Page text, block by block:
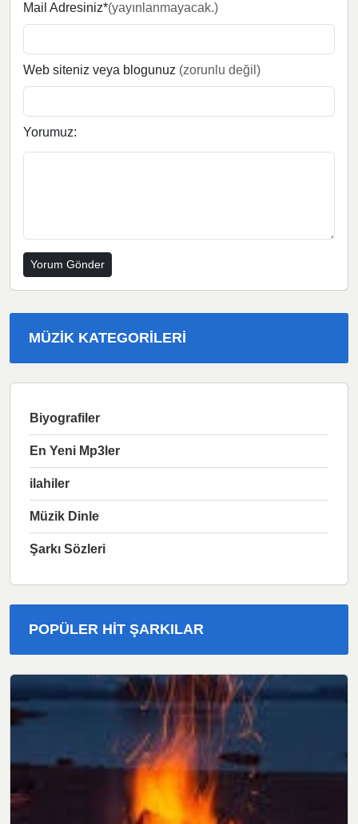
Mail Adresiniz*(yayınlanmayacak.)
Web siteniz veya blogunuz (zorunlu değil)
Yorumuz:
MÜZIK KATEGORILERI
Biyografiler
En Yeni Mp3ler
ilahiler
Müzik Dinle
Şarkı Sözleri
POPÜLER HIT ŞARKILAR